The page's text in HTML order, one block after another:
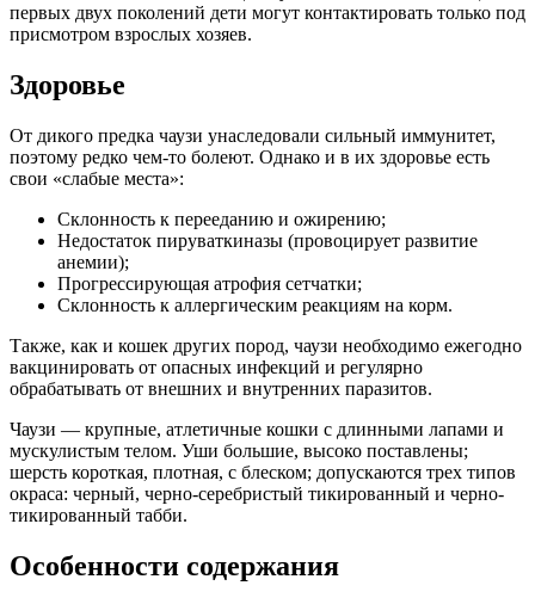
первых двух поколений дети могут контактировать только под
присмотром взрослых хозяев.
Здоровье
От дикого предка чаузи унаследовали сильный иммунитет,
поэтому редко чем-то болеют. Однако и в их здоровье есть
свои «слабые места»:
Склонность к перееданию и ожирению;
Недостаток пируваткиназы (провоцирует развитие
анемии);
Прогрессирующая атрофия сетчатки;
Склонность к аллергическим реакциям на корм.
Также, как и кошек других пород, чаузи необходимо ежегодно
вакцинировать от опасных инфекций и регулярно
обрабатывать от внешних и внутренних паразитов.
Чаузи — крупные, атлетичные кошки с длинными лапами и
мускулистым телом. Уши большие, высоко поставлены;
шерсть короткая, плотная, с блеском; допускаются трех типов
окраса: черный, черно-серебристый тикированный и черно-
тикированный табби.
Особенности содержания